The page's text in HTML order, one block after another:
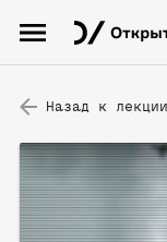
Назад к лекции